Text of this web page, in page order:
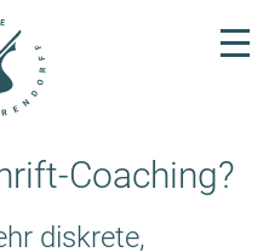
Coaching?
diskrete,